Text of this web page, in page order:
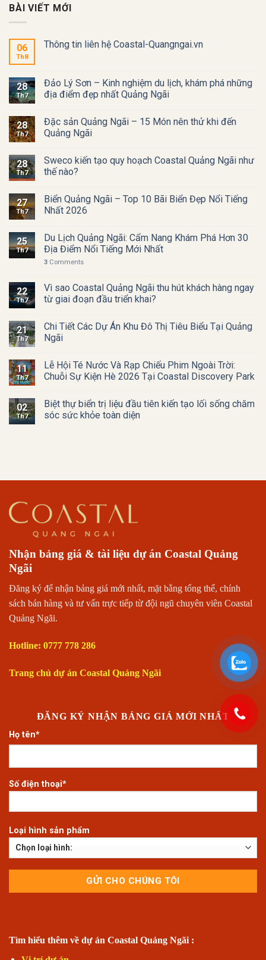
BÀI VIẾT MỚI
06
Th8
Thông tin liên hệ Coastal-Quangngai.vn
28
Th7
Đảo Lý Sơn – Kinh nghiệm du lịch, khám phá những
địa điểm đẹp nhất Quảng Ngãi
28
Th7
Đặc sản Quảng Ngãi – 15 Món nên thử khi đến
Quảng Ngãi
28
Th7
Sweco kiến tạo quy hoạch Coastal Quảng Ngãi như
thế nào?
27
Th7
Biển Quảng Ngãi – Top 10 Bãi Biển Đẹp Nổi Tiếng
Nhất 2026
25
Th7
Du Lịch Quảng Ngãi: Cẩm Nang Khám Phá Hơn 30
Địa Điểm Nổi Tiếng Mới Nhất
3 Comments
22
Th7
Vì sao Coastal Quảng Ngãi thu hút khách hàng ngay
từ giai đoạn đầu triển khai?
21
Th7
Chi Tiết Các Dự Án Khu Đô Thị Tiêu Biểu Tại Quảng
Ngãi
11
Th7
Lễ Hội Té Nước Và Rạp Chiếu Phim Ngoài Trời:
Chuỗi Sự Kiện Hè 2026 Tại Coastal Discovery Park
02
Th7
Biệt thự biển trị liệu đầu tiên kiến tạo lối sống chăm
sóc sức khỏe toàn diện
Nhận bảng giá & tài liệu dự án Coastal Quảng
Ngãi
Đăng ký để nhận bảng giá mới nhất, mặt bằng tổng thể, chính
sách bán hàng và tư vấn trực tiếp từ đội ngũ chuyên viên Coastal
Quảng Ngãi.
Hotline: 0777 778 286
Trang chủ dự án Coastal Quảng Ngãi
ĐĂNG KÝ NHẬN BẢNG GIÁ MỚI NHẤT
Họ tên*
Số điện thoại*
Loại hình sản phẩm
Tìm hiểu thêm về dự án Coastal Quảng Ngãi :